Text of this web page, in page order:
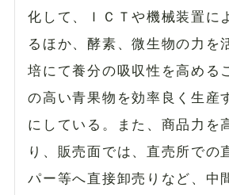
化して、ＩＣＴや機械装置に
るほか、酵素、微生物の力を
培にて養分の吸収性を高める
の高い青果物を効率良く生産
にしている。また、商品力を
り、販売面では、直売所での
パー等へ直接卸売りなど、中